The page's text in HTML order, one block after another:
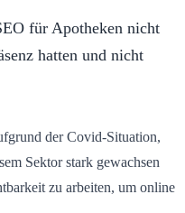
für Apotheken nicht
hatten und nicht
der Covid-Situation,
Sektor stark gewachsen
zu arbeiten, um online